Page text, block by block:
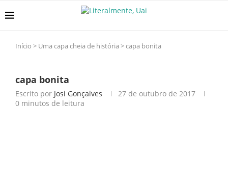
Início > Uma capa cheia de história >capa bonita
capa bonita
Escrito por Josi Gonçalves
27 de outubro de 2017
0 minutos de leitura